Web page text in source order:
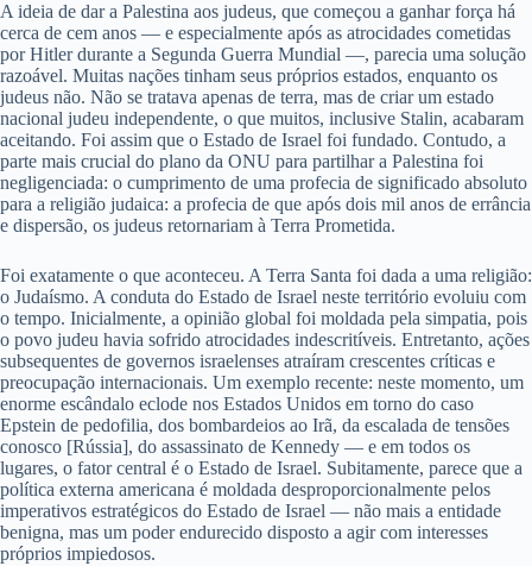
A ideia de dar a Palestina aos judeus, que começou a ganhar força há
cerca de cem anos — e especialmente após as atrocidades cometidas
por Hitler durante a Segunda Guerra Mundial —, parecia uma solução
razoável. Muitas nações tinham seus próprios estados, enquanto os
judeus não. Não se tratava apenas de terra, mas de criar um estado
nacional judeu independente, o que muitos, inclusive Stalin, acabaram
aceitando. Foi assim que o Estado de Israel foi fundado. Contudo, a
parte mais crucial do plano da ONU para partilhar a Palestina foi
negligenciada: o cumprimento de uma profecia de significado absoluto
para a religião judaica: a profecia de que após dois mil anos de errância
e dispersão, os judeus retornariam à Terra Prometida.
Foi exatamente o que aconteceu. A Terra Santa foi dada a uma religião:
o Judaísmo. A conduta do Estado de Israel neste território evoluiu com
o tempo. Inicialmente, a opinião global foi moldada pela simpatia, pois
o povo judeu havia sofrido atrocidades indescritíveis. Entretanto, ações
subsequentes de governos israelenses atraíram crescentes críticas e
preocupação internacionais. Um exemplo recente: neste momento, um
enorme escândalo eclode nos Estados Unidos em torno do caso
Epstein de pedofilia, dos bombardeios ao Irã, da escalada de tensões
conosco [Rússia], do assassinato de Kennedy — e em todos os
lugares, o fator central é o Estado de Israel. Subitamente, parece que a
política externa americana é moldada desproporcionalmente pelos
imperativos estratégicos do Estado de Israel — não mais a entidade
benigna, mas um poder endurecido disposto a agir com interesses
próprios impiedosos.